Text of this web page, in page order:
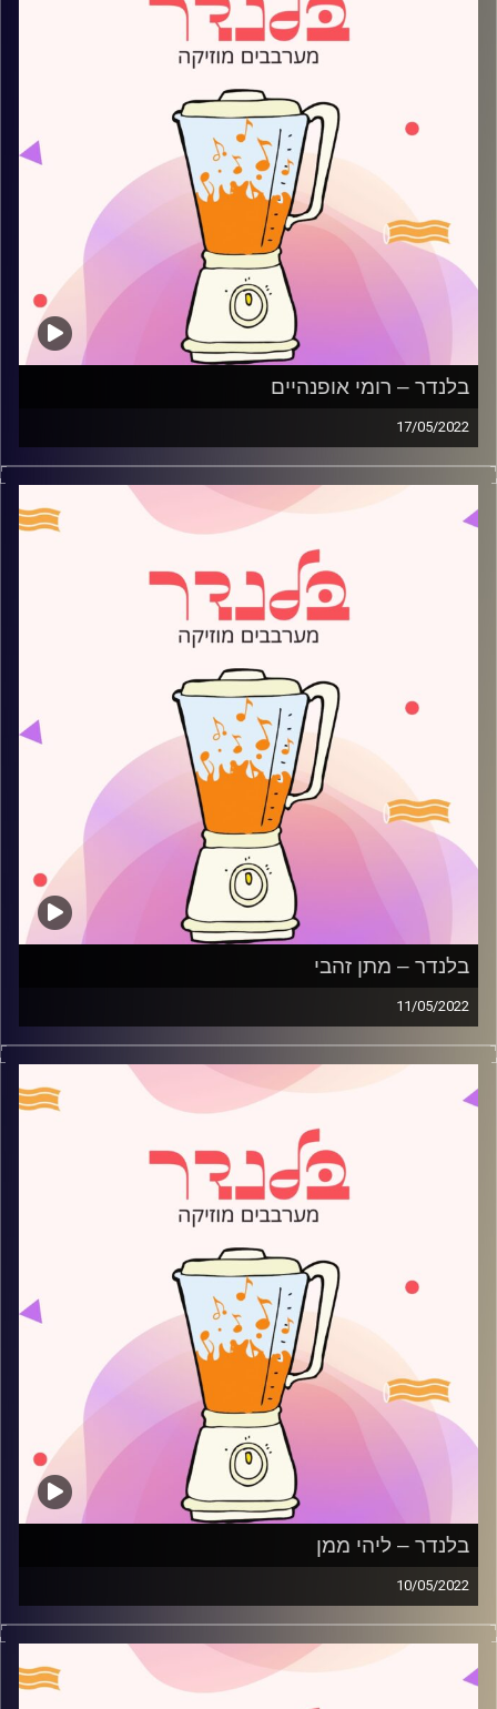
בלנדר – רומי אופנהיים
17/05/2022
מוזיקה קצבית חדשה עם רומי אופנהיים
קרדיט תמונות:
AudioVersity
בלנדר – מתן זהבי
11/05/2022
מוזיקה קצבית חדשה עם מתן זהבי.
קרדיט תמונות:
AudioVersity
בלנדר – ליהי ממן
10/05/2022
מוזיקה קצבית חדשה עם ליהי ממן.
קרדיט תמונות:
AudioVersity